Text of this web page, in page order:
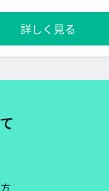
詳しく見る